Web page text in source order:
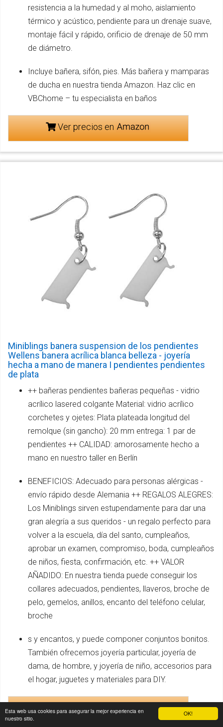
OK!
Esta web usa cookies para asegurar la mejor experiencia en
nuestro sitio.
resistencia a la humedad y al moho, aislamiento
térmico y acústico, pendiente para un drenaje suave,
montaje fácil y rápido, orificio de drenaje de 50 mm
de diámetro.
Incluye bañera, sifón, pies. Más bañera y mamparas
de ducha en nuestra tienda Amazon. Haz clic en
VBChome – tu especialista en baños
Ver precios en
Miniblings banera suspension de los pendientes
Wellens banera acrílica blanca belleza - joyería
hecha a mano de manera I pendientes pendientes
de plata
++ bañeras pendientes bañeras pequeñas - vidrio
acrílico lasered colgante Material: vidrio acrílico
corchetes y ojetes: Plata plateada longitud del
remolque (sin gancho): 20 mm entrega: 1 par de
pendientes ++ CALIDAD: amorosamente hecho a
mano en nuestro taller en Berlín
BENEFICIOS: Adecuado para personas alérgicas -
envío rápido desde Alemania ++ REGALOS ALEGRES:
Los Miniblings sirven estupendamente para dar una
gran alegría a sus queridos - un regalo perfecto para
volver a la escuela, día del santo, cumpleaños,
aprobar un examen, compromiso, boda, cumpleaños
de niños, fiesta, confirmación, etc. ++ VALOR
AÑADIDO: En nuestra tienda puede conseguir los
collares adecuados, pendientes, llaveros, broche de
pelo, gemelos, anillos, encanto del teléfono celular,
broche
s y encantos, y puede componer conjuntos bonitos.
También ofrecemos joyería particular, joyería de
dama, de hombre, y joyería de niño, accesorios para
el hogar, juguetes y materiales para DIY.
Ver precios en